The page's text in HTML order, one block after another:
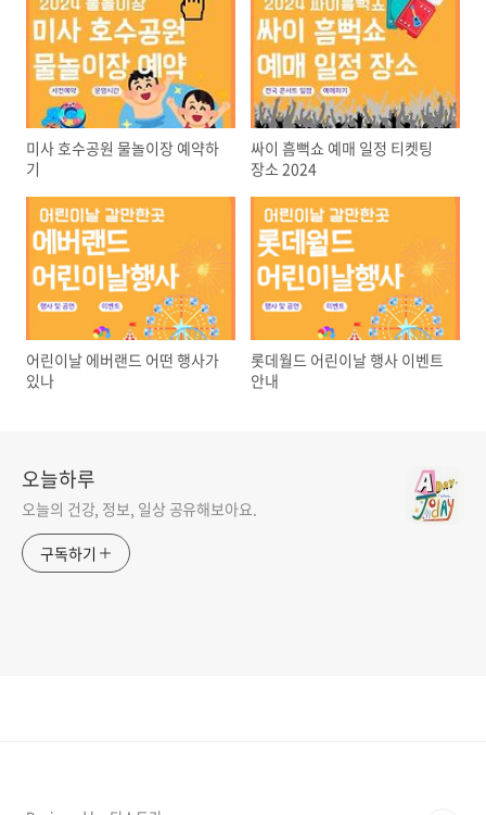
미사 호수공원 물놀이장 예약하
기
싸이 흠뻑쇼 예매 일정 티켓팅
장소 2024
어린이날 에버랜드 어떤 행사가
있나
롯데월드 어린이날 행사 이벤트
안내
오늘하루
오늘의 건강, 정보, 일상 공유해보아요.
구독하기